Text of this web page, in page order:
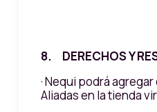
8. DERECHOS Y
· Nequi podrá
Aliadas en la tienda